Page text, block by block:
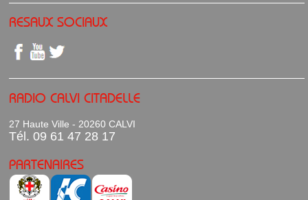
RESAUX SOCIAUX
RADIO CALVI CITADELLE
27 Haute Ville - 20260 CALVI
Tél. 09 61 47 28 17
PARTENAIRES